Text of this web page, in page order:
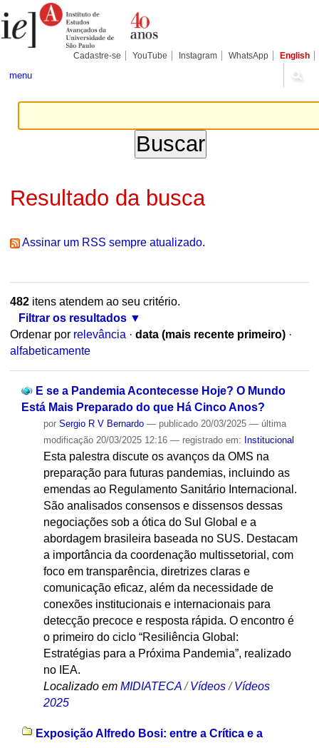
para
conteúdo.
Pessoais
Cadastre-se YouTube Instagram WhatsApp English
menu
Resultado da busca
Assinar um RSS sempre atualizado.
482itens atendem ao seu critério.
Filtrar os resultados
Ordenar por relevância · data (mais recente primeiro) ·
alfabeticamente
E se a Pandemia Acontecesse Hoje? O Mundo
Está Mais Preparado do que Há Cinco Anos?
por Sergio R V Bernardo — publicado20/03/2025 — última
modificação20/03/2025 12:16 — registrado em: Institucional
Esta palestra discute os avanços da OMS na
preparação para futuras pandemias, incluindo as
emendas ao Regulamento Sanitário Internacional.
São analisados consensos e dissensos dessas
negociações sob a ótica do Sul Global e a
abordagem brasileira baseada no SUS. Destacam
a importância da coordenação multissetorial, com
foco em transparência, diretrizes claras e
comunicação eficaz, além da necessidade de
conexões institucionais e internacionais para
detecção precoce e resposta rápida. O encontro é
o primeiro do ciclo “Resiliência Global:
Estratégias para a Próxima Pandemia”, realizado
no IEA.
Localizado em MIDIATECA /Vídeos /Vídeos
2025
Exposição Alfredo Bosi: entre a Crítica e a